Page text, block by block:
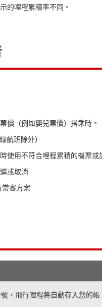
的哩程累積率不同。
價（例如嬰兒票價）搭乘時。
航班除外）
使用不符合哩程累積的機票或
或取消
常客方案
，飛行哩程將自動存入您的帳